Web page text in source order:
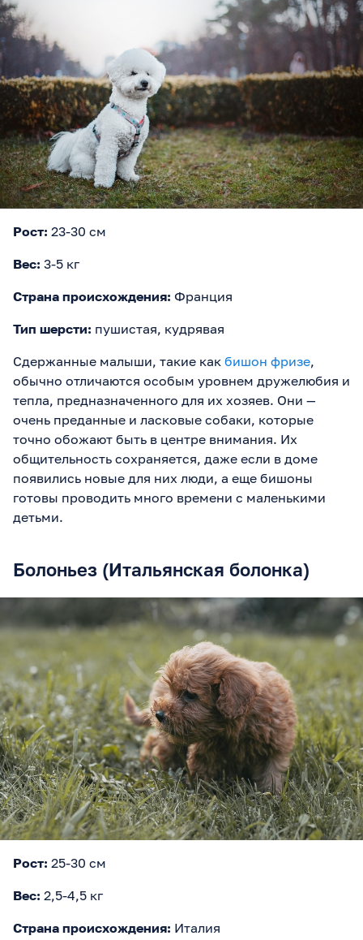
Рост: 23-30 см
Вес: 3-5 кг
Страна происхождения: Франция
Тип шерсти: пушистая, кудрявая
Сдержанные малыши, такие как бишон фризе,
обычно отличаются особым уровнем дружелюбия и
тепла, предназначенного для их хозяев. Они —
очень преданные и ласковые собаки, которые
точно обожают быть в центре внимания. Их
общительность сохраняется, даже если в доме
появились новые для них люди, а еще бишоны
готовы проводить много времени с маленькими
детьми.
Болоньез (Итальянская болонка)
Рост: 25-30 см
Вес: 2,5-4,5 кг
Страна происхождения: Италия